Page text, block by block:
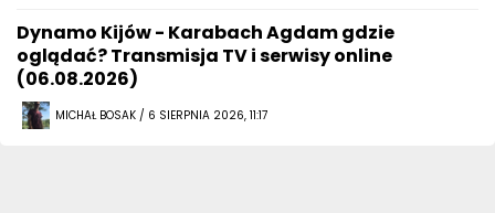
Dynamo Kijów - Karabach Agdam gdzie
oglądać? Transmisja TV i serwisy online
(06.08.2026)
MICHAŁ BOSAK / 6 SIERPNIA 2026, 11:17